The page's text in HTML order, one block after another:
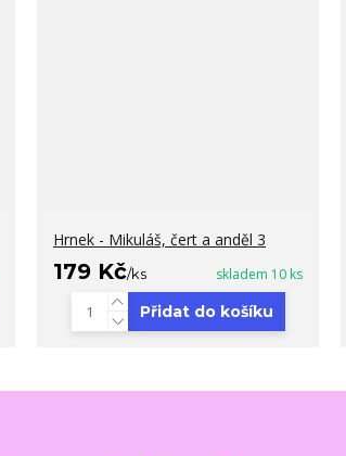
Hrnek - Mikuláš, čert a anděl 3
179 Kč/ks skladem 10 ks
Přidat do košíku